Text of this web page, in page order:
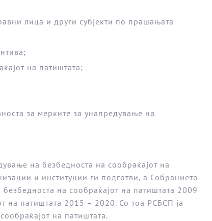
лица и други субјекти по прашањата
на патиштата;
за мерките за унапредување на
на безбедноста на сообраќајот на
и институции ги подготви, а Собранието
на сообраќајот на патиштата 2009
на патиштата 2015 – 2020. Со тоа РСБСП ја
на патиштата.